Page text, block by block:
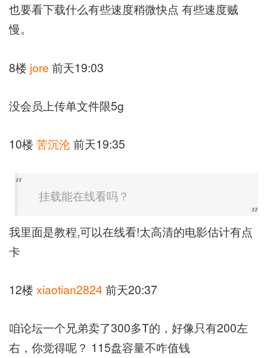
也要看下载什么有些速度稍微快点 有些速度贼
慢。
8楼 jore 前天19:03
没会员上传单文件限5g
10楼 苦沉沦 前天19:35
挂载能在线看吗？
我里面是教程,可以在线看!太高清的电影估计有点
卡
12楼 xiaotian2824 前天20:37
咱论坛一个兄弟卖了300多T的，好像只有200左
右，你觉得呢？ 115盘容量不咋值钱